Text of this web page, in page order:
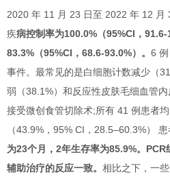
2020 年 11 月 23 日至 2022 年 12 月
疾病控制率为100.0%（95%CI，
83.3%（95%CI，68.6-93.0%）。 6
事件。最常见的是白细胞计数减少（
弱（38.1%）和反应性皮肤毛细血管
接受微创食管切除术;所有 41 例患者
（43.9%，95% CI，28.5–60.3%） 患
为23个月，2年生存率为85.9%。
辅助治疗的反应一致。 相比之下，一